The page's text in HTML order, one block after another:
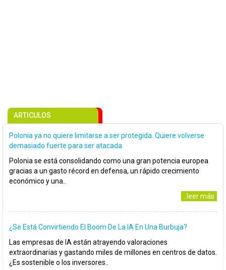
ARTICULOS
Polonia ya no quiere limitarse a ser protegida. Quiere volverse
demasiado fuerte para ser atacada
Polonia se está consolidando como una gran potencia europea
gracias a un gasto récord en defensa, un rápido crecimiento
económico y una..
..leer más
¿Se Está Convirtiendo El Boom De La IA En Una Burbuja?
Las empresas de IA están atrayendo valoraciones
extraordinarias y gastando miles de millones en centros de datos.
¿Es sostenible o los inversores..